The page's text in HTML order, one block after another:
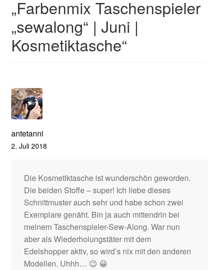
„Farbenmix Taschenspieler
„sewalong“ | Juni |
Kosmetiktasche“
antetanni
2. Juli 2018
Die Kosmetiktasche ist wunderschön geworden.
Die beiden Stoffe – super! Ich liebe dieses
Schnittmuster auch sehr und habe schon zwei
Exemplare genäht. Bin ja auch mittendrin bei
meinem Taschenspieler-Sew-Along. War nun
aber als Wiederholungstäter mit dem
Edelshopper aktiv, so wird’s nix mit den anderen
Modellen. Uhhh… 😉 😀